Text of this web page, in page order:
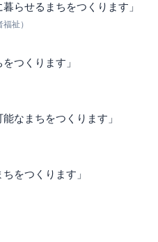
らせるまちをつくります」
祉）
つくります」
なまちをつくります」
をつくります」